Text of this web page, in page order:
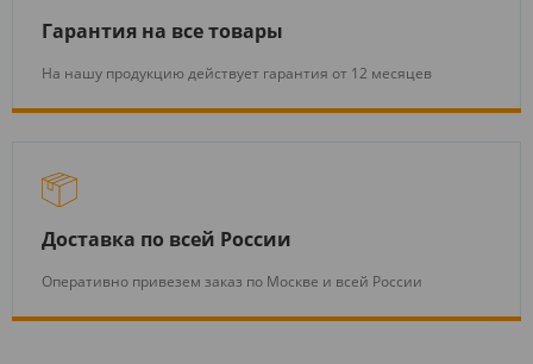
Гарантия на все товары
На нашу продукцию действует гарантия от 12 месяцев
Доставка по всей России
Оперативно привезем заказ по Москве и всей России